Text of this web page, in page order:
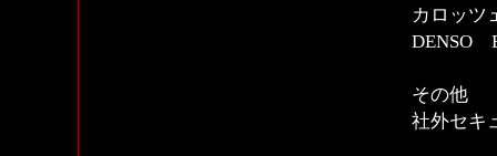
カロッツ
DENSO
その他
社外セキ